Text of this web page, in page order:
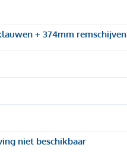
+ 374mm remschijven
niet beschikbaar